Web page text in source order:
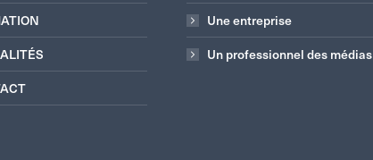
Une entreprise
Un professionnel des médias